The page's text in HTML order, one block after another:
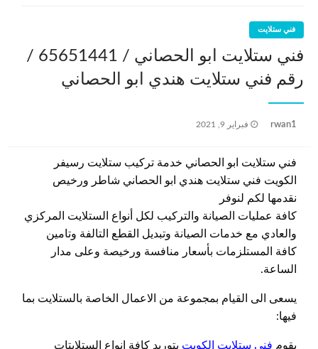
فني ستلايت
فني ستلايت ابو الحصاني / 65651441 /
رقم فني ستلايت هندي ابو الحصاني
rwan1
نُشر
فبراير 9, 2021
فني ستلايت ابو الحصاني خدمة تركيب ستلايت رسيفر
الكويت فني ستلايت هندي ابو الحصاني شاطر ورخيص
نقدمها لكم لنوفر
كافة عمليات الصيانة والتركيب لكل أنواع الستلايت المركزي
والعادي مع خدمات الصيانة وتبديل القطع التالفة وتامين
كافة المستلزمات بأسعار منافسة ورخيصة وعلى مدار
الساعة.
يسعى الى القيام بمجموعة من الاعمال الخاصة بالستلايت بما
فيها:
يقوم فني ستلايت الكويت بتوريد كافة انواع الستلايتات